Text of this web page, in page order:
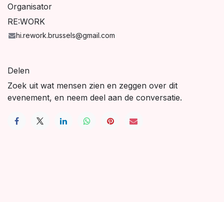
Organisator
RE:WORK
hi.rework.brussels@gmail.com
Delen
Zoek uit wat mensen zien en zeggen over dit
evenement, en neem deel aan de conversatie.